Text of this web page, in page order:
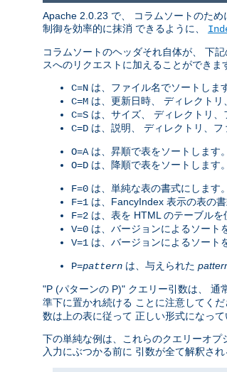
Apache 2.0.23 で、 コラムソートのた
制御を効率的に抹消 できるように、
コラムソートのヘッダそれ自体が、 下
スへのリクエストに加えることができま
C=N は、ファイル名でソートしま
C=M は、更新日時、 ディレクトリ
C=S は、サイズ、 ディレクトリ、
C=D は、説明、 ディレクトリ、フ
O=A は、昇順で表をソートします。
O=D は、降順で表をソートします。
F=0 は、単純な表の書式にします
F=1 は、FancyIndex 表示の表の書
F=2 は、表を HTML のテーブルを
V=0 は、バージョンによるソート
V=1 は、バージョンによるソート
P=pattern は、与えられた
"P (パターンの P)" クエリー引数は、 通
準下に置かれ続ける ことに注意してくだ
数は上の表に従って 正しい形式になって
下の単純な例は、これらのクエリーオ
入力にぶつかる前に 引数が全て解釈さ